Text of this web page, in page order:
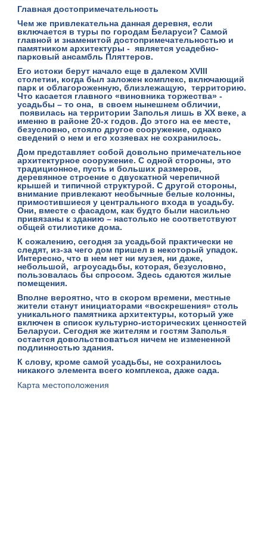
Главная достопримечательность
Чем же привлекательна данная деревня, если
включается в туры по городам Беларуси? Самой
главной и знаменитой достопримечательностью и
памятником архитектуры - является усадебно-
парковый ансамбль Пляттеров.
Его истоки берут начало еще в далеком XVIII
столетии, когда был заложен комплекс, включающий
парк и облагороженную, близлежащую, территорию.
Что касается главного «виновника торжества» -
усадьбы – то она, в своем нынешнем обличии,
появилась на территории Заполья лишь в XX веке, а
именно в районе 20-х годов. До этого на ее месте,
безусловно, стояло другое сооружение, однако
сведений о нем и его хозяевах не сохранилось.
Дом представляет собой довольно примечательное
архитектурное сооружение. С одной стороны, это
традиционное, пусть и больших размеров,
деревянное строение с двускатной черепичной
крышей и типичной структурой. С другой стороны,
внимание привлекают необычные белые колонны,
примостившиеся у центрального входа в усадьбу.
Они, вместе с фасадом, как будто были насильно
привязаны к зданию – настолько не соответствуют
общей стилистике дома.
К сожалению, сегодня за усадьбой практически не
следят, из-за чего дом пришел в некоторый упадок.
Интересно, что в нем нет ни музея, ни даже,
небольшой, агроусадьбы, которая, безусловно,
пользовалась бы спросом. Здесь сдаются жилые
помещения.
Вполне вероятно, что в скором времени, местные
жители станут инициаторами «воскрешения» столь
уникального памятника архитектуры, который уже
включен в список культурно-исторических ценностей
Беларуси. Сегодня же жителям и гостям Заполья
остается довольствоваться ничем не измененной
подлинностью здания.
К слову, кроме самой усадьбы, не сохранилось
никакого элемента всего комплекса, даже сада.
Карта местоположения